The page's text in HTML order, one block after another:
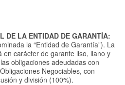
DE LA ENTIDAD DE GARANTÍA:
la “Entidad de Garantía”). La
en carácter de garante liso, llano y
obligaciones adeudadas con
Negociables, con
y división (100%).